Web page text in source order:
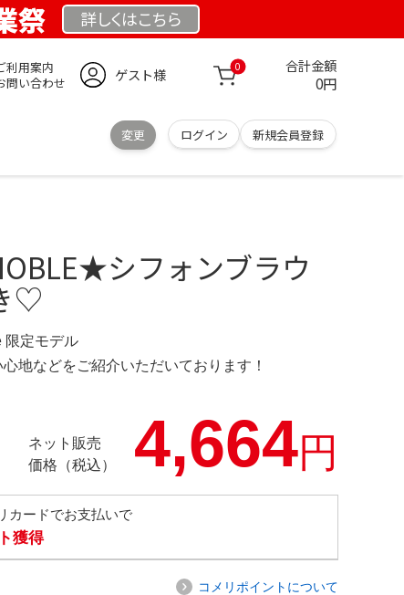
祭 詳しくはこちら
利用案内
問い合わせ
ゲスト様 0 合計金額
0円
変更 ログイン 新規会員登録
シフォンブラウ
♡
定モデル
地などをご紹介いただいております！
ネット販売
価格（税込）
4,664円
カードでお支払いで
獲得
コメリポイントについて